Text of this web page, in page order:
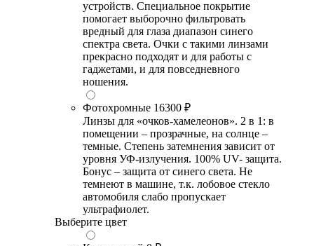
устройств. Специальное покрытие
помогает выборочно фильтровать
вредный для глаза диапазон синего
спектра света. Очки с такими линзами
прекрасно подходят и для работы с
гаджетами, и для повседневного
ношения.
Фотохромные 16300 ₽
Линзы для «очков-хамелеонов». 2 в 1: в
помещении – прозрачные, на солнце –
темные. Степень затемнения зависит от
уровня УФ-излучения. 100% UV- защита.
Бонус – защита от синего света. Не
темнеют в машине, т.к. лобовое стекло
автомобиля слабо пропускает
ультрафиолет.
Выберите цвет